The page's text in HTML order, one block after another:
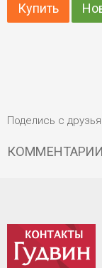
Купить
Поделись с